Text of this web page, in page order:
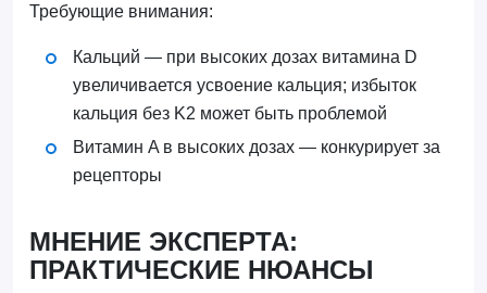
Требующие внимания:
Кальций — при высоких дозах витамина D
увеличивается усвоение кальция; избыток
кальция без K2 может быть проблемой
Витамин A в высоких дозах — конкурирует за
рецепторы
МНЕНИЕ ЭКСПЕРТА:
ПРАКТИЧЕСКИЕ НЮАНСЫ